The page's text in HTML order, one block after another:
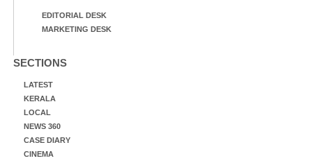
EDITORIAL DESK
MARKETING DESK
SECTIONS
LATEST
KERALA
LOCAL
NEWS 360
CASE DIARY
CINEMA